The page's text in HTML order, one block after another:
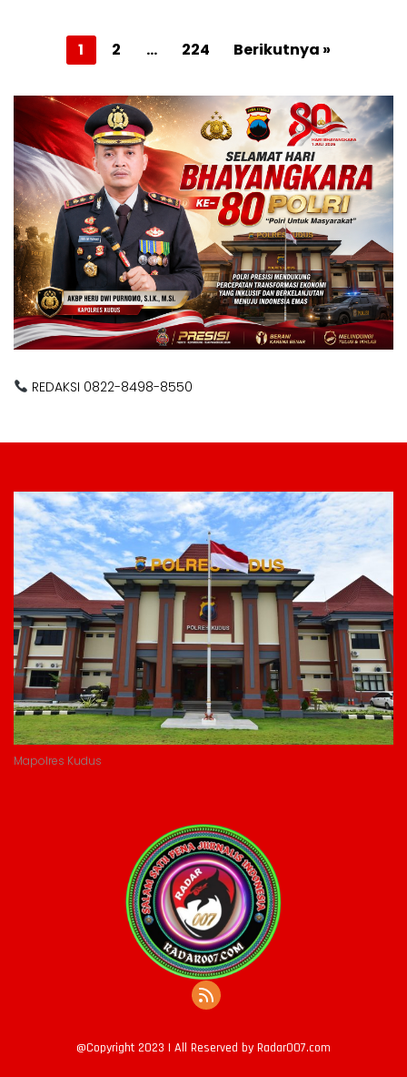
Paginasi
1 2 … 224 Berikutnya »
REDAKSI 0822-8498-8550
Mapolres Kudus
@Copyright 2023 | All Reserved by Radar007.com